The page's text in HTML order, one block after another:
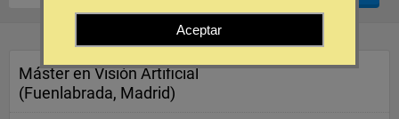
Máster en Visión Artificial
(Fuenlabrada, Madrid)
Aceptar